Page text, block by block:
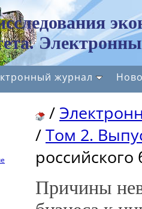
журнал
/
/Том 2.
Причины